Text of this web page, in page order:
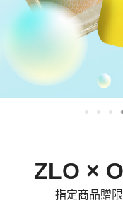
ZLO ×
指定商品贈